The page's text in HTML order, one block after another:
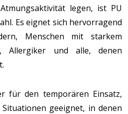
legen, ist PU
Es eignet sich hervorragend
Menschen mit starkem
Allergiker und alle, denen
für den temporären Einsatz,
geeignet, in denen